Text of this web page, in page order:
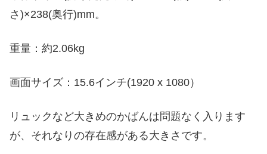
さ)×238(奥行)mm。
重量：約2.06kg
画面サイズ：15.6インチ(1920 x 1080）
リュックなど大きめのかばんは問題なく入ります
が、それなりの存在感がある大きさです。